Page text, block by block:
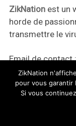
ZikNationest un
horde de
transmettre le
Email de contact
ZikNation
pour vous
Si vous